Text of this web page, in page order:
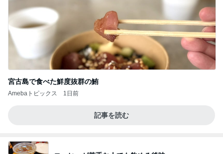
宮古島で食べた鮮度抜群の鮪
Amebaトピックス 1日前
記事を読む